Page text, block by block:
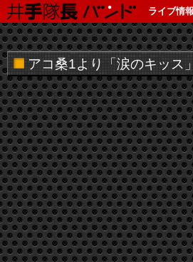
ライブ情報
アコ桑1より「涙のキッス」